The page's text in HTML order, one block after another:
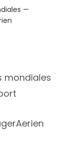
—
mondiales